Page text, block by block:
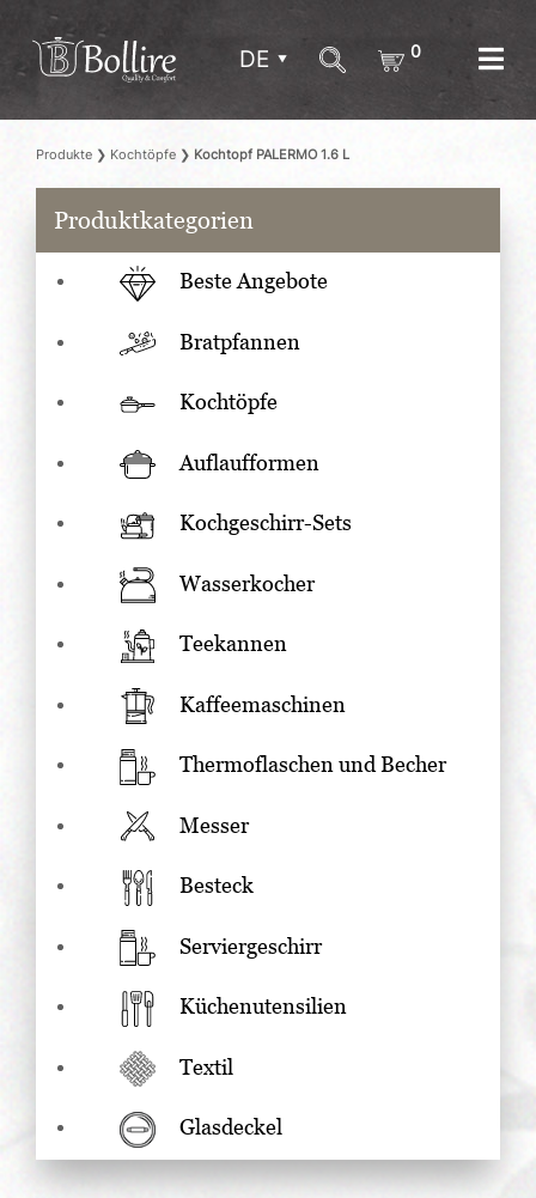
DE 0
Produkte ❯ Kochtöpfe ❯ Kochtopf PALERMO 1.6 L
Produktkategorien
Beste Angebote
Bratpfannen
Kochtöpfe
Auflaufformen
Kochgeschirr-Sets
Wasserkocher
Teekannen
Kaffeemaschinen
Thermoflaschen und Becher
Messer
Besteck
Serviergeschirr
Küchenutensilien
Textil
Glasdeckel